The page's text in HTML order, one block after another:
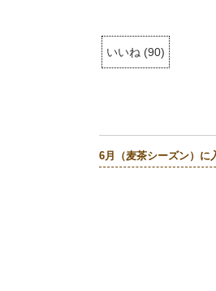
いいね (90)
6月（麦茶シーズン）に